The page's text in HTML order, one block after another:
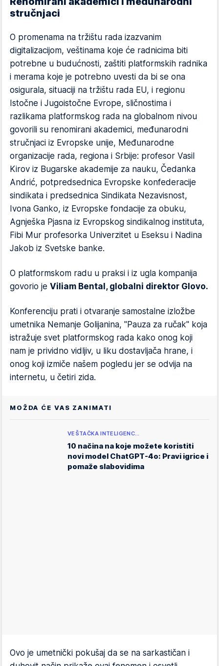
stručnjaci
O promenama na tržištu rada izazvanim
digitalizacijom, veštinama koje će radnicima biti
potrebne u budućnosti, zaštiti platformskih radnika
i merama koje je potrebno uvesti da bi se ona
osigurala, situaciji na tržištu rada EU, i regionu
Istočne i Jugoistočne Evrope, sličnostima i
razlikama platformskog rada na globalnom nivou
govorili su renomirani akademici, međunarodni
stručnjaci iz Evropske unije, Međunarodne
organizacije rada, regiona i Srbije: profesor Vasil
Kirov iz Bugarske akademije za nauku, Čedanka
Andrić, potpredsednica Evropske konfederacije
sindikata i predsednica Sindikata Nezavisnost,
Ivona Ganko, iz Evropske fondacije za obuku,
Agnješka Pjasna iz Evropskog sindikalnog instituta,
Fibi Mur profesorka Univerzitet u Eseksu i Nadina
Jakob iz Svetske banke.
O platformskom radu u praksi i iz ugla kompanija
govorio je Viliam Bental, globalni direktor Glovo.
Konferenciju prati i otvaranje samostalne izložbe
umetnika Nemanje Golijanina, "Pauza za ručak" koja
istražuje svet platformskog rada kako onog koji
nam je prividno vidljiv, u liku dostavljača hrane, i
onog koji izmiče našem pogledu jer se odvija na
internetu, u četiri zida.
MOŽDA ĆE VAS ZANIMATI
VEŠTAČKA INTELIGENC…
10 načina na koje možete koristiti
novi model ChatGPT-4o: Pravi igrice i
pomaže slabovidima
Ovo je umetnički pokušaj da se na sarkastičan i